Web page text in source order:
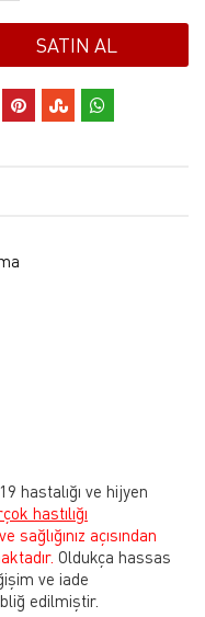
SATIN AL
hastalığı ve hijyen
hastılığı
sağlığınız açısından
Oldukça hassas
ve iade
edilmiştir.